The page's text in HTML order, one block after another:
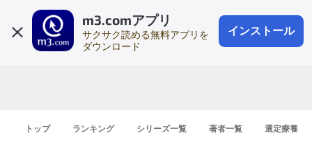
m3.comアプリ
サクサク読める無料アプリを
ダウンロード
インストール
会員登録
登録1分
トップ ランキング シリーズ一覧 著者一覧 選定療養